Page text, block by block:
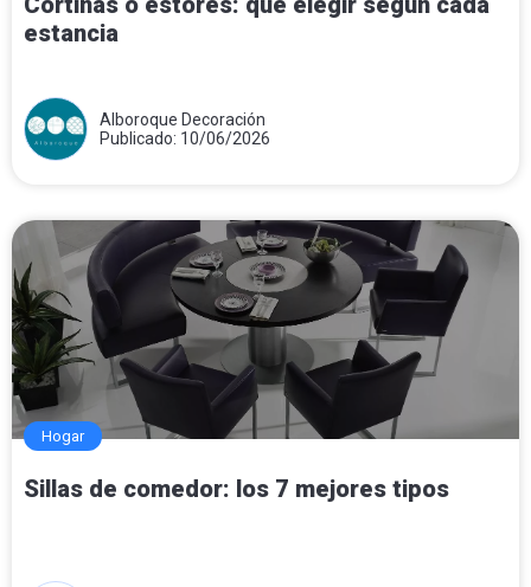
estancia
Alboroque Decoración
Publicado: 10/06/2026
Hogar
Sillas de comedor: los 7 mejores tipos